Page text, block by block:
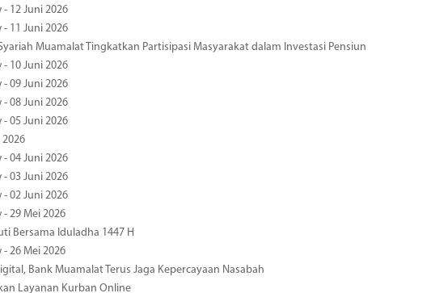
12 Juni 2026
11 Juni 2026
Muamalat Tingkatkan Partisipasi Masyarakat dalam Investasi Pensiun
10 Juni 2026
09 Juni 2026
08 Juni 2026
05 Juni 2026
04 Juni 2026
03 Juni 2026
02 Juni 2026
29 Mei 2026
Bersama Iduladha 1447 H
26 Mei 2026
Bank Muamalat Terus Jaga Kepercayaan Nasabah
Layanan Kurban Online